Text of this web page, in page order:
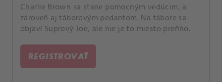
Charlie Brown sa stane pomocným vedúcim, a
zároveň aj táborovým pedantom. Na tábore sa
objaví Suprový Joe, ale nie je to miesto preňho.
REGISTROVAŤ